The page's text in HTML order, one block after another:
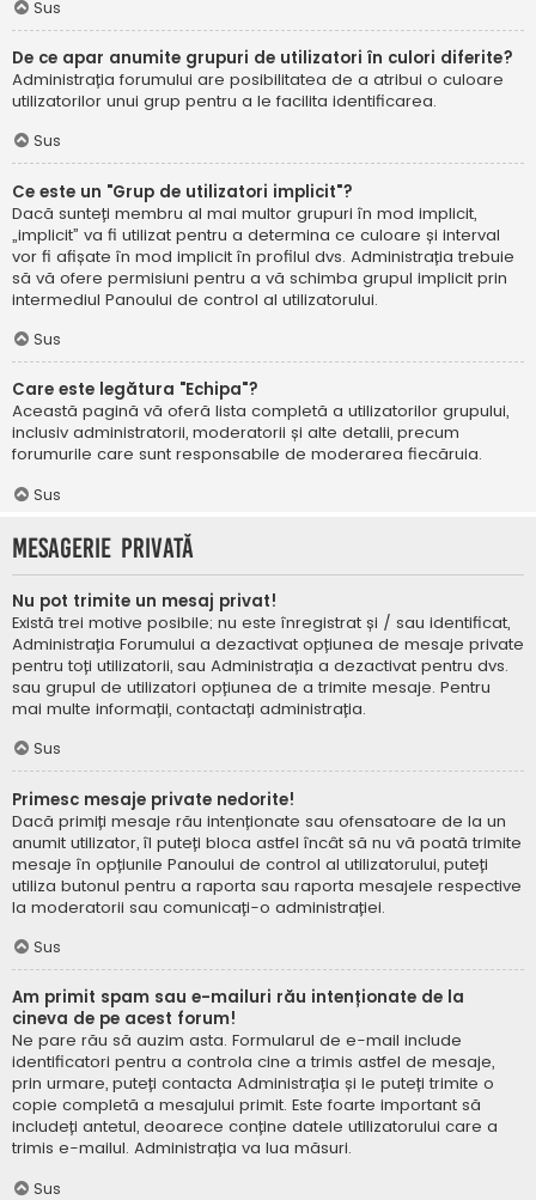
Sus
De ce apar anumite grupuri de utilizatori în culori diferite?
Administrația forumului are posibilitatea de a atribui o culoare
utilizatorilor unui grup pentru a le facilita identificarea.
Sus
Ce este un "Grup de utilizatori implicit"?
Dacă sunteți membru al mai multor grupuri în mod implicit,
„implicit” va fi utilizat pentru a determina ce culoare și interval
vor fi afișate în mod implicit în profilul dvs. Administrația trebuie
să vă ofere permisiuni pentru a vă schimba grupul implicit prin
intermediul Panoului de control al utilizatorului.
Sus
Care este legătura "Echipa"?
Această pagină vă oferă lista completă a utilizatorilor grupului,
inclusiv administratorii, moderatorii și alte detalii, precum
forumurile care sunt responsabile de moderarea fiecăruia.
Sus
Mesagerie privată
Nu pot trimite un mesaj privat!
Există trei motive posibile; nu este înregistrat și / sau identificat,
Administrația Forumului a dezactivat opțiunea de mesaje private
pentru toți utilizatorii, sau Administrația a dezactivat pentru dvs.
sau grupul de utilizatori opțiunea de a trimite mesaje. Pentru
mai multe informații, contactați administrația.
Sus
Primesc mesaje private nedorite!
Dacă primiți mesaje rău intenționate sau ofensatoare de la un
anumit utilizator, îl puteți bloca astfel încât să nu vă poată trimite
mesaje în opțiunile Panoului de control al utilizatorului, puteți
utiliza butonul pentru a raporta sau raporta mesajele respective
la moderatorii sau comunicați-o administrației.
Sus
Am primit spam sau e-mailuri rău intenționate de la
cineva de pe acest forum!
Ne pare rău să auzim asta. Formularul de e-mail include
identificatori pentru a controla cine a trimis astfel de mesaje,
prin urmare, puteți contacta Administrația și le puteți trimite o
copie completă a mesajului primit. Este foarte important să
includeți antetul, deoarece conține datele utilizatorului care a
trimis e-mailul. Administrația va lua măsuri.
Sus